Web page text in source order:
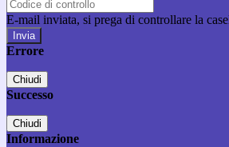
E-mail inviata, si prega di controllare la
Errore
Chiudi
Successo
Chiudi
Informazione